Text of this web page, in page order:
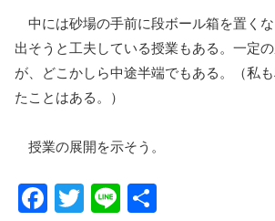
中には砂場の手前に段ボール箱を置く
出そうと工夫している授業もある。一定
が、どこかしら中途半端でもある。（私
たことはある。）
授業の展開を示そう。
F T Li